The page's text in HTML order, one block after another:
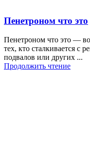
Пенетроном что это
Пенетроном что это —
тех, кто сталкивается с
подвалов или других ...
Продолжить чтение